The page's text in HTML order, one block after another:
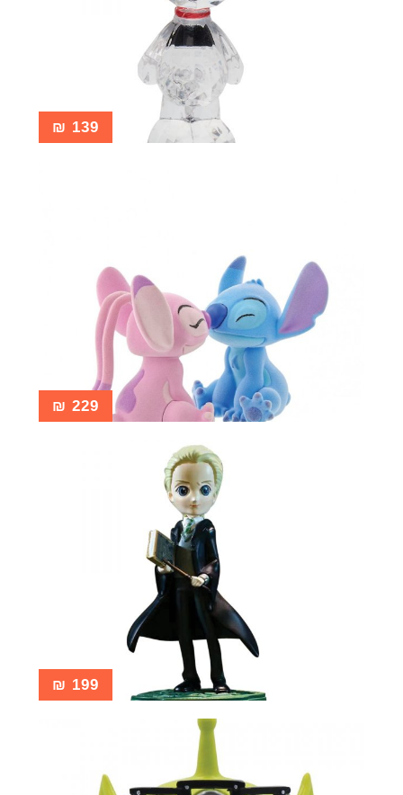
139
₪
229
₪
199
₪